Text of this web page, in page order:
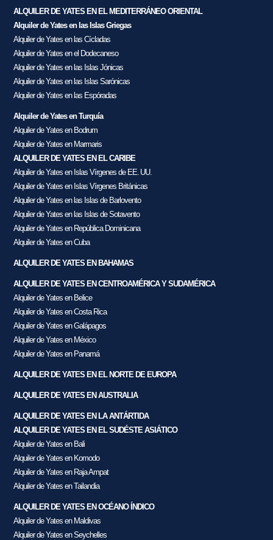
ALQUILER DE YATES EN EL MEDITERRÁNEO ORIENTAL
Alquiler de Yates en las Islas Griegas
Alquiler de Yates en las Cícladas
Alquiler de Yates en el Dodecaneso
Alquiler de Yates en las Islas Jónicas
Alquiler de Yates en las Islas Sarónicas
Alquiler de Yates en las Espóradas
Alquiler de Yates en Turquía
Alquiler de Yates en Bodrum
Alquiler de Yates en Marmaris
ALQUILER DE YATES EN EL CARIBE
Alquiler de Yates en Islas Vírgenes de EE. UU.
Alquiler de Yates en Islas Vírgenes Británicas
Alquiler de Yates en las Islas de Barlovento
Alquiler de Yates en las Islas de Sotavento
Alquiler de Yates en República Dominicana
Alquiler de Yates en Cuba
ALQUILER DE YATES EN BAHAMAS
ALQUILER DE YATES EN CENTROAMÉRICA Y SUDAMÉRICA
Alquiler de Yates en Belice
Alquiler de Yates en Costa Rica
Alquiler de Yates en Galápagos
Alquiler de Yates en México
Alquiler de Yates en Panamá
ALQUILER DE YATES EN EL NORTE DE EUROPA
ALQUILER DE YATES EN AUSTRALIA
ALQUILER DE YATES EN LA ANTÁRTIDA
ALQUILER DE YATES EN EL SUDÉSTE ASIÁTICO
Alquiler de Yates en Bali
Alquiler de Yates en Komodo
Alquiler de Yates en Raja Ampat
Alquiler de Yates en Tailandia
ALQUILER DE YATES EN OCÉANO ÍNDICO
Alquiler de Yates en Maldivas
Alquiler de Yates en Seychelles